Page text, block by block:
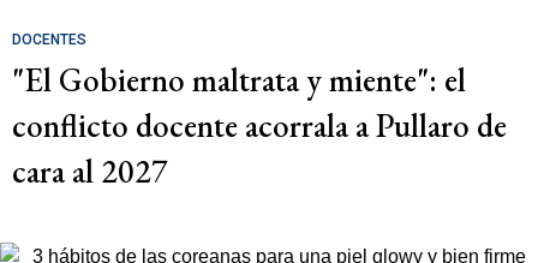
DOCENTES
"El Gobierno maltrata y miente": el
conflicto docente acorrala a Pullaro de
cara al 2027